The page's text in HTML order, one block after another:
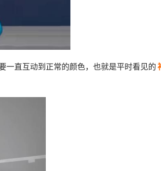
一直互动到正常的颜色，也就是平时看见的